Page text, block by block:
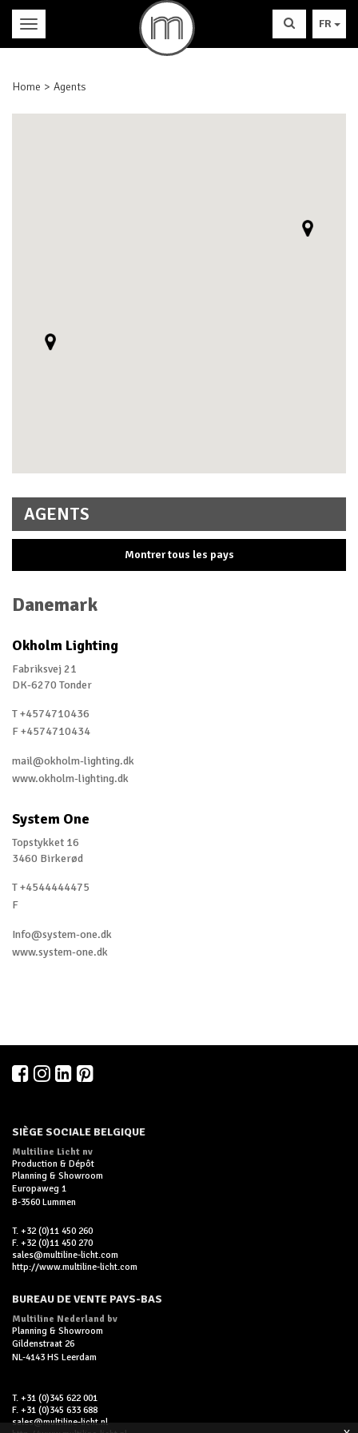
FR
Home Agents
AGENTS
Montrer tous les pays
Danemark
Ecosse
Emirats Arabes Unis
Englande
Estonie
Finlande
France
Grèce
Israël
La Belgique
La Tchèque
Le Portugal
Les Pays-Bas
Luxembourg
Qatar
Slovaquie
Turquie
Danemark
Okholm Lighting
Fabriksvej 21
DK-6270 Tonder
T +4574710436
F +4574710434
mail@okholm-lighting.dk
www.okholm-lighting.dk
System One
Topstykket 16
3460 Birkerød
T +4544444475
F
Info@system-one.dk
www.system-one.dk
SIÈGE SOCIALE BELGIQUE
Multiline Licht nv
Production & Dépôt
Planning & Showroom
Europaweg 1
B-3560 Lummen
T. +32 (0)11 450 260
F. +32 (0)11 450 270
sales@multiline-licht.com
http://www.multiline-licht.com
BUREAU DE VENTE PAYS-BAS
Multiline Nederland bv
Planning & Showroom
Gildenstraat 26
NL-4143 HS Leerdam
T. +31 (0)345 622 001
F. +31 (0)345 633 688
sales@multiline-licht.nl